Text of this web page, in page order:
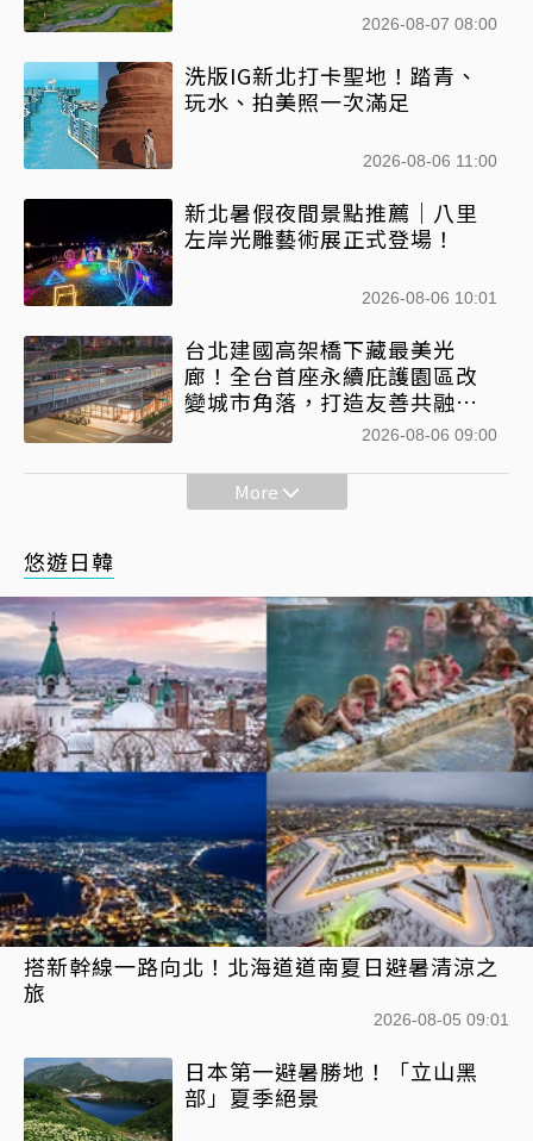
2026-08-07 08:00
洗版IG新北打卡聖地！踏青、
玩水、拍美照一次滿足
2026-08-06 11:00
新北暑假夜間景點推薦｜八里
左岸光雕藝術展正式登場！
2026-08-06 10:01
台北建國高架橋下藏最美光
廊！全台首座永續庇護園區改
變城市角落，打造友善共融新
2026-08-06 09:00
More
悠遊日韓
搭新幹線一路向北！北海道道南夏日避暑清涼之
旅
2026-08-05 09:01
日本第一避暑勝地！「立山黑
部」夏季絕景